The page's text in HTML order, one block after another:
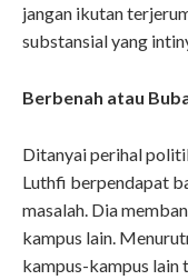
jangan ikutan
substansial yang
Berbenah atau
Ditanyai perihal
Luthfi berpendapat
masalah. Dia
kampus lain.
kampus-kampus